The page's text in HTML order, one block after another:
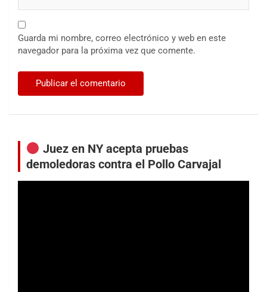
Guarda mi nombre, correo electrónico y web en este
navegador para la próxima vez que comente.
Juez en NY acepta pruebas
demoledoras contra el Pollo Carvajal